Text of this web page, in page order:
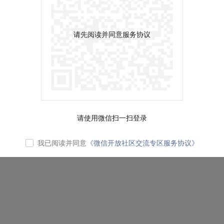
请先阅读并同意服务协议
请使用微信扫一扫登录
我已阅读并同意 《微信开放社区交流专区服务协议》